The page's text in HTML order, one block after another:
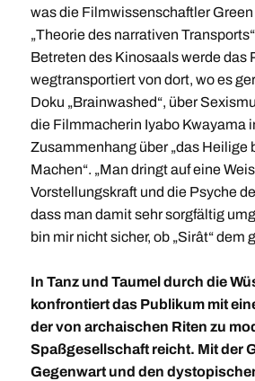
was die Filmwissenschaftler Green
„Theorie des narrativen
Betreten des Kinosaals werde das
wegtransportiert von dort, wo es
Doku „Brainwashed“, über
die Filmmacherin Iyabo Kwayama
Zusammenhang über „das Heilige
Machen“. „Man dringt auf eine
Vorstellungskraft und die Psyche
dass man damit sehr sorgfältig
bin mir nicht sicher, ob „Sirât“ dem
In Tanz und Taumel durch die
konfrontiert das Publikum mit
der von archaischen Riten zu
Spaßgesellschaft reicht. Mit der
Gegenwart und den